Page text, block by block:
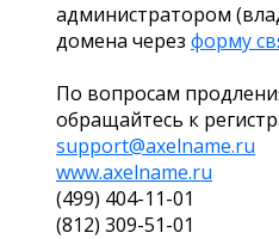
администратором
домена через форму
По вопросам
обращайтесь к
support@axelname.ru
www.axelname.ru
(499) 404-11-01
(812) 309-51-01